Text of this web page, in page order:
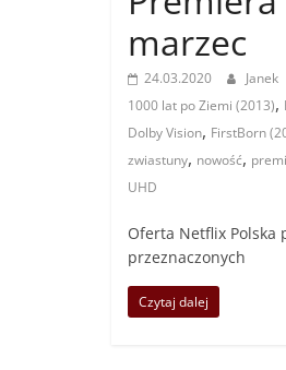
marzec
24.03.2020 Janek
1000 lat po Ziemi (2013),
Dolby Vision, FirstBorn
zwiastuny, nowość,
UHD
Oferta Netflix Polska
przeznaczonych
Czytaj dalej